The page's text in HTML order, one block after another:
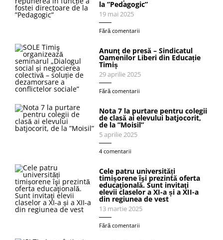
la ”Pedagogic”
19 mai 2025
Fără comentarii
Anunţ de presă – Sindicatul
Oamenilor Liberi din Educație
Timiș
29 aprilie 2025
Fără comentarii
Nota 7 la purtare pentru colegii
de clasă ai elevului batjocorit,
de la ”Moisil”
5 aprilie 2025
4 comentarii
Cele patru universități
timișorene îşi prezintă oferta
educaţională. Sunt invitaţi
elevii claselor a XI-a și a XII-a
din regiunea de vest
13 martie 2025
Fără comentarii